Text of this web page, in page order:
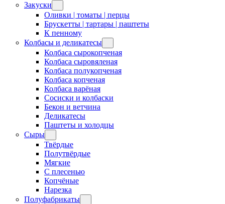
Закуски
Оливки | томаты | перцы
Брускетты | тартары | паштеты
К пенному
Колбасы и деликатесы
Колбаса сырокопченая
Колбаса сыровяленая
Колбаса полукопченая
Колбаса копченая
Колбаса варёная
Сосиски и колбаски
Бекон и ветчина
Деликатесы
Паштеты и холодцы
Сыры
Твёрдые
Полутвёрдые
Мягкие
С плесенью
Копчёные
Нарезка
Полуфабрикаты